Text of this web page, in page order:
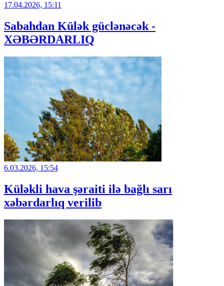
17.04.2026, 15:11
Sabahdan Külək güclənəcək -
XƏBƏRDARLIQ
6.03.2026, 15:54
Küləkli hava şəraiti ilə bağlı sarı
xəbərdarlıq verilib